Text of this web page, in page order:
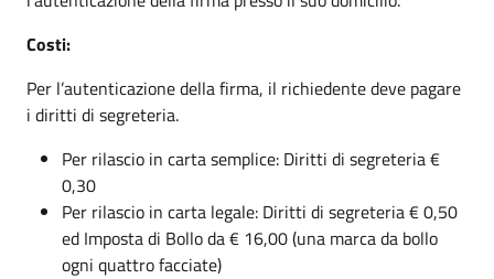
Costi:
Per l’autenticazione della firma, il richiedente deve pagare
i diritti di segreteria.
Per rilascio in carta semplice: Diritti di segreteria €
0,30
Per rilascio in carta legale: Diritti di segreteria € 0,50
ed Imposta di Bollo da € 16,00 (una marca da bollo
ogni quattro facciate)